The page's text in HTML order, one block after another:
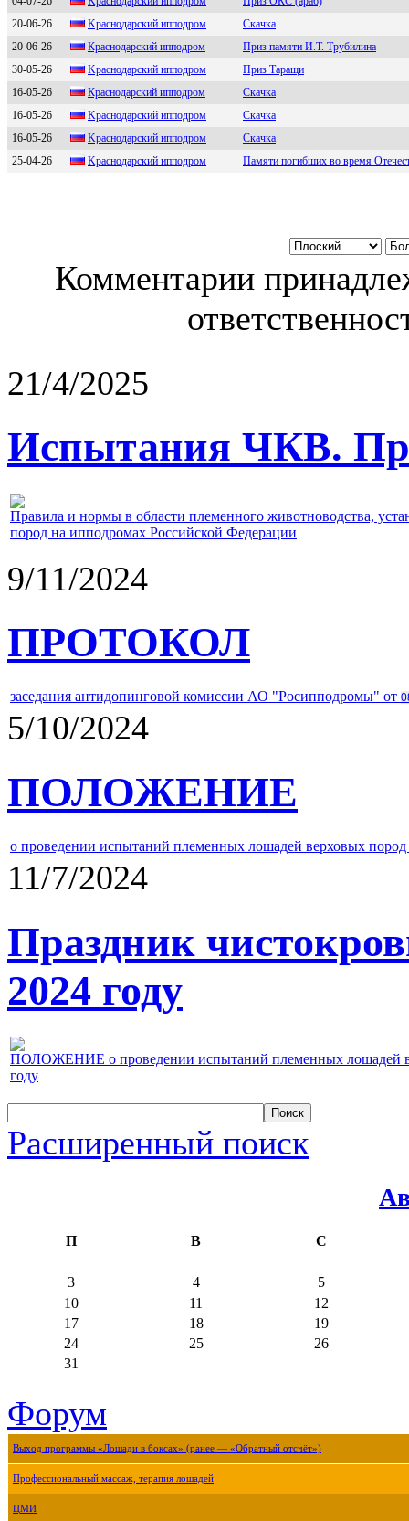
20-06-26
Kpaснодapский ипподpом
Скачка
20-06-26
Крacнодaрcкий ипподром
Приз памяти И.Т. Трубилина
30-05-26
Kpаснодаpский ипподpом
Приз Таращи
16-05-26
Краснoдарский иппoдрoм
Скачка
16-05-26
Kpаснодаpский ипподpом
Скачка
16-05-26
Kрaснoдaрский иппoдрoм
Скачка
25-04-26
Kpаснoдаpский иппoдpoм Памяти погибших во время
Комментарии
21/4/2025
Испытания ЧКВ.
Правила и нормы в области племенного животноводства,
пород на ипподромах Российской Федерации
9/11/2024
ПРОТОКОЛ
заседания антидопинговой комиссии АО "Росипподромы" от
5/10/2024
ПОЛОЖЕНИЕ
о проведении испытаний племенных лошадей верховых
11/7/2024
Праздник
2024 году
ПОЛОЖЕНИЕ о проведении испытаний племенных лошадей
году
Расширенный поиск
П В С
3 4
5
10
11
12
17
18
19
24
25
26
31
Форум
Выход программы «Лошади в боксах» (ранее — «Обратный отсчёт»)
Профессиональный массаж, терапия лошадей
ЦМИ